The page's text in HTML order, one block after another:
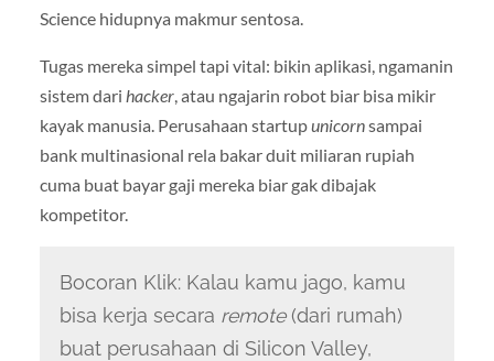
Science hidupnya makmur sentosa.
Tugas mereka simpel tapi vital: bikin aplikasi, ngamanin
sistem dari hacker, atau ngajarin robot biar bisa mikir
kayak manusia. Perusahaan startupunicornsampai
bank multinasional rela bakar duit miliaran rupiah
cuma buat bayar gaji mereka biar gak dibajak
kompetitor.
Bocoran Klik: Kalau kamu jago, kamu
bisa kerja secara remote(dari rumah)
buat perusahaan di Silicon Valley,